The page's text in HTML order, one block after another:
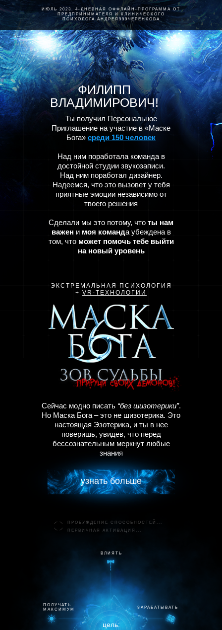
ИЮЛЬ 2023. 4-ДНЕВНАЯ ОФФЛАЙН-ПРОГРАММА ОТ
ПРЕДПРИНИМАТЕЛЯ И КЛИНИЧЕСКОГО
ПСИХОЛОГА АНДРЕЯ999ЧЕРЕНКОВА
Cейчас модно писать “без шизотерики”.
Но Маска Бога – это не шизотерика. Это
настоящая Эзотерика, и ты в нее
поверишь, увидев, что перед
бессознательным меркнут любые
знания
ЭКСТРЕМАЛЬНАЯ ПСИХОЛОГИЯ
+ VR-ТЕХНОЛОГИИ
ВЛИЯТЬ
ЗАРАБАТЫВАТЬ
ПРОБУЖДЕНИЕ СПОСОБНОСТЕЙ...
ПЕРВИЧНAЯ AКТИВAЦИЯ...
ПОЛУЧАТЬ
МАКСИМУМ
узнaть больше
цель:
ФИЛИПП
ВЛАДИМИРОВИЧ!
Ты получил Персональное
Приглашение на участие в «Маске
Бога» среди 150 человек
Над ним поработала команда в
достойной студии звукозаписи.
Над ним поработал дизайнер.
Надеемся, что это вызовет у тебя
приятные эмоции независимо от
твоего решения
Сделали мы это потому, что ты нам
важен имоя команда убеждена в
том, что может помочь тебе выйти
на новый уровень